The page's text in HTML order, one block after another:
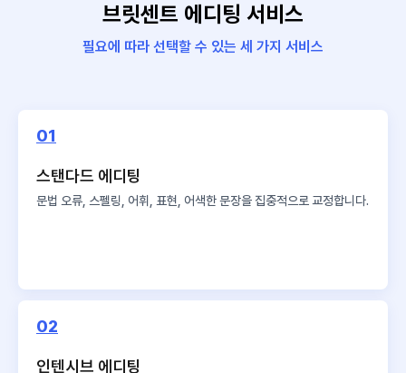
브릿센트 에디팅 서비스
필요에 따라 선택할 수 있는 세 가지 서비스
01
스탠다드 에디팅
문법 오류, 스펠링, 어휘, 표현, 어색한 문장을 집중적으로 교정합니다.
02
인텐시브 에디팅